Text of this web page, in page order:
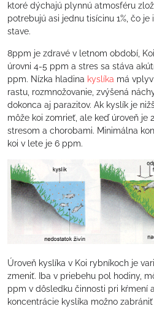
ktoré dýchajú plynnú atmosféru
potrebujú asi jednu tisícinu 1%, čo
stave.
8ppm je zdravé v letnom období,
úrovni 4-5 ppm a stres sa stáva
ppm. Nízka hladina kyslíka má vplyv
rastu, rozmnožovanie, zvýšená
dokonca aj parazitov. Ak kyslík je
môže koi zomrieť, ale keď úroveň je
stresom a chorobami. Minimálna
koi v lete je 6 ppm.
Úroveň kyslíka v Koi rybníkoch je
zmeniť. Iba v priebehu pol hodiny,
ppm v dôsledku činnosti pri kŕmení
koncentrácie kyslíka možno